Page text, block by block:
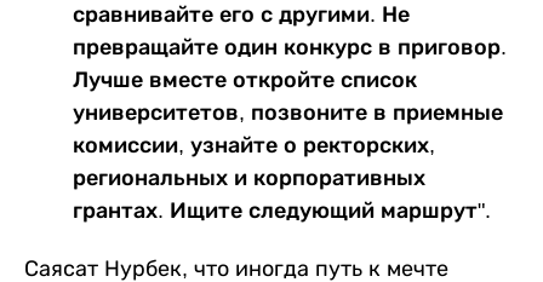
сравнивайте его с другими. Не
превращайте один конкурс в приговор.
Лучше вместе откройте список
университетов, позвоните в приемные
комиссии, узнайте о ректорских,
региональных и корпоративных
грантах. Ищите следующий маршрут".
Саясат Нурбек, что иногда путь к мечте